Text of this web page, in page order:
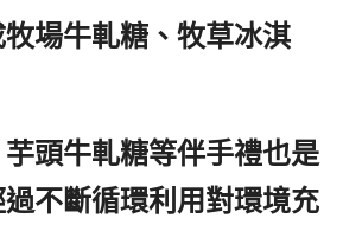
場牛軋糖、牧草冰淇
頭牛軋糖等伴手禮也是
不斷循環利用對環境充